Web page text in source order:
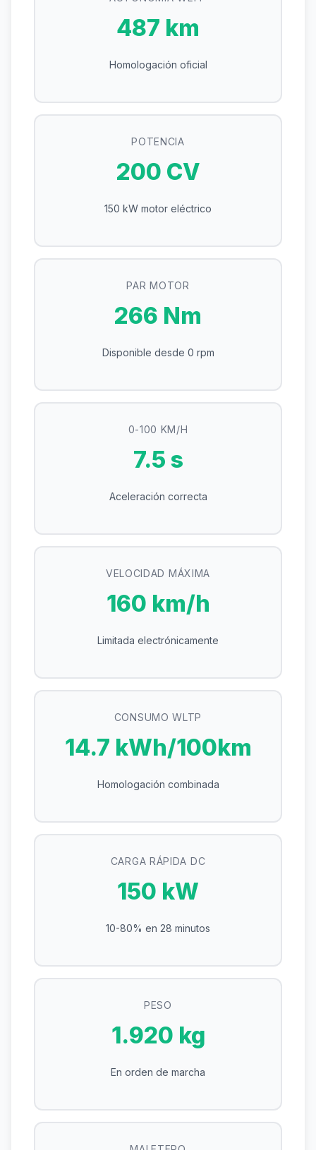
487 km
Homologación oficial
POTENCIA
200 CV
150 kW motor eléctrico
PAR MOTOR
266 Nm
Disponible desde 0 rpm
0-100 KM/H
7.5 s
Aceleración correcta
VELOCIDAD MÁXIMA
160 km/h
Limitada electrónicamente
CONSUMO WLTP
14.7 kWh/100km
Homologación combinada
CARGA RÁPIDA DC
150 kW
10-80% en 28 minutos
PESO
1.920 kg
En orden de marcha